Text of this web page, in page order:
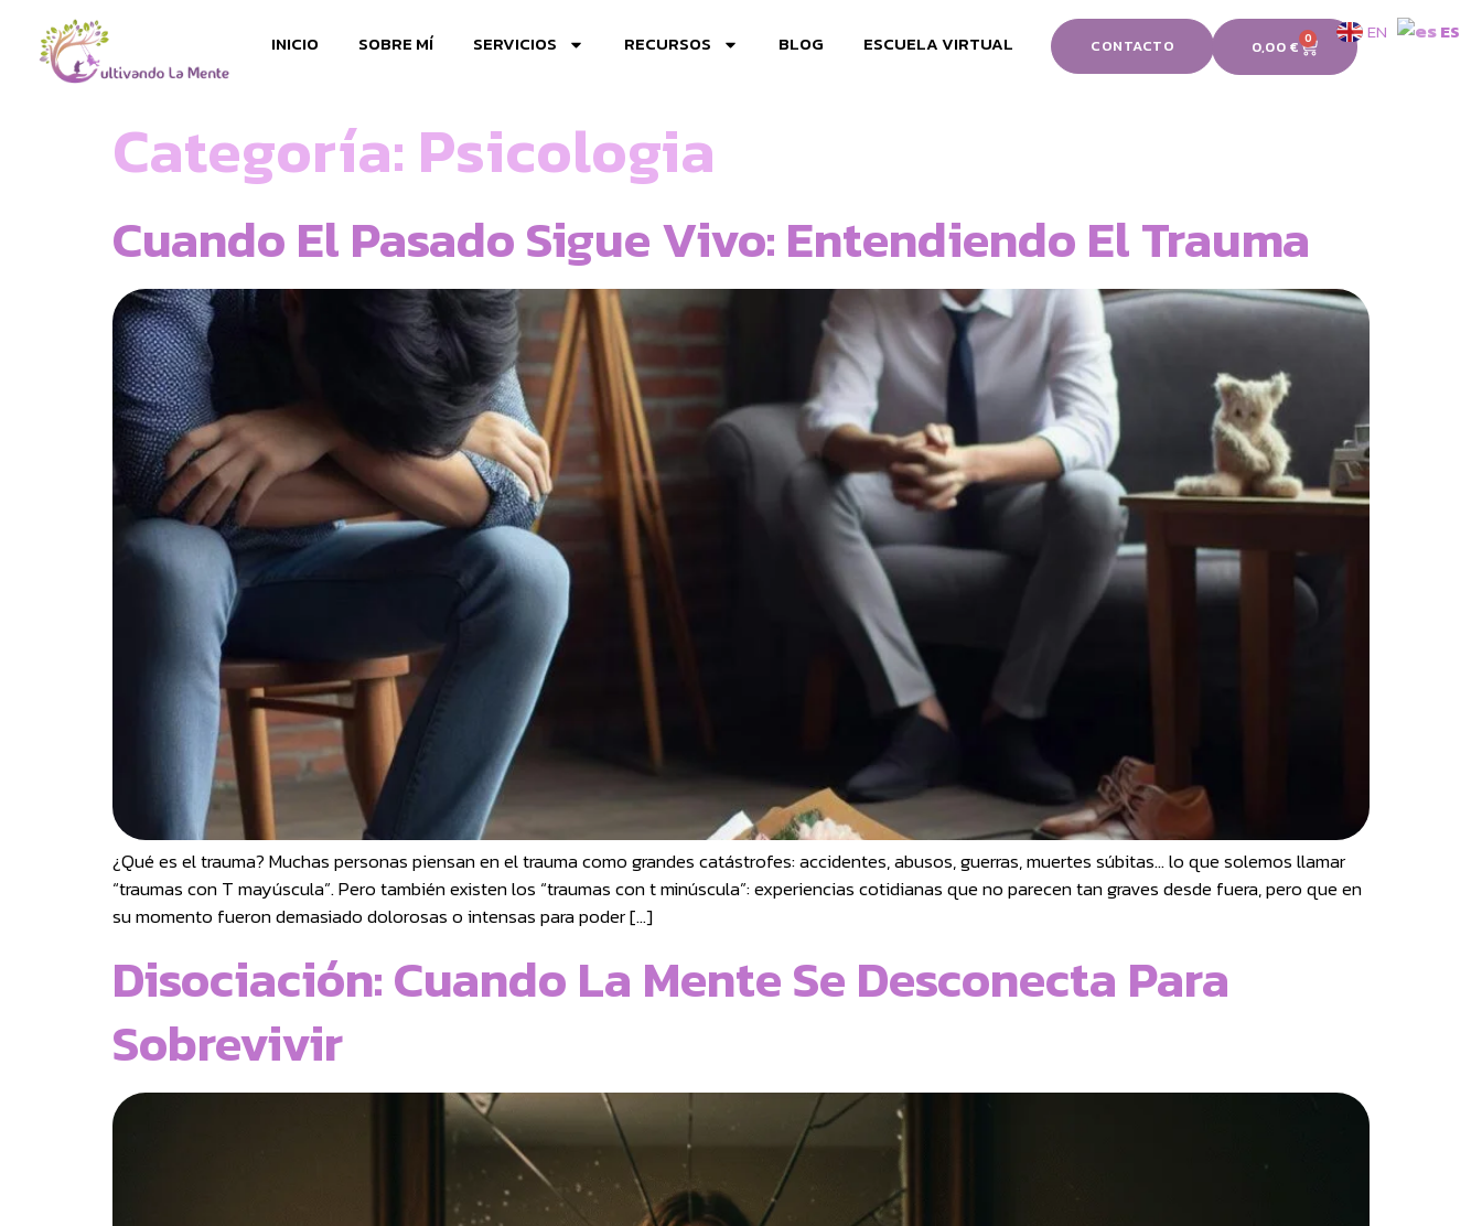
INICIO SOBRE MÍ SERVICIOS RECURSOS BLOG ESCUELA VIRTUAL CONTACTO 0,00 € 0
Categoría: Psicologia
Cuando El Pasado Sigue Vivo: Entendiendo El Trauma
¿Qué es el trauma? Muchas personas piensan en el trauma como grandes catástrofes: accidentes, abusos, guerras, muertes súbitas… lo que solemos llamar
“traumas con T mayúscula”. Pero también existen los “traumas con t minúscula”: experiencias cotidianas que no parecen tan graves desde fuera, pero que en
su momento fueron demasiado dolorosas o intensas para poder […]
Disociación: Cuando La Mente Se Desconecta Para
Sobrevivir
EN ES